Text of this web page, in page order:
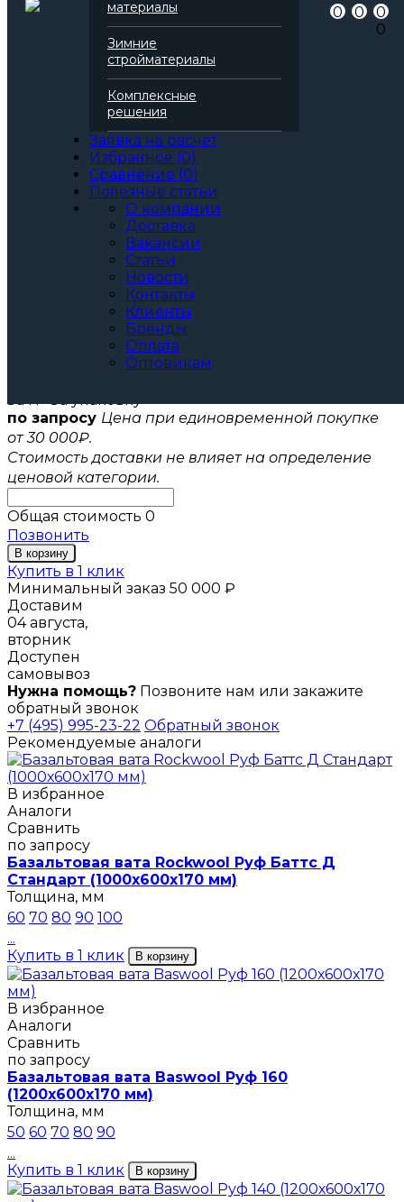
материалы
Зимние
стройматериалы
Комплексные
решения
Заявка на расчет
Избранное (0)
Сравнение (0)
Полезные статьи
О компании
Доставка
Вакансии
Статьи
Новости
Контакты
Клиенты
Бренды
Оплата
Оптовикам
0 0
0
0
Rockwool
Руф Баттс
Д Оптима
Базальтовая вата
Все характеристики
За м
За упаковку
по запросу Цена при единовременной покупке
от 30 000₽.
Стоимость доставки не влияет на определение
ценовой категории.
Общая стоимость 0
Позвонить
В корзину
Купить в 1 клик
Минимальный заказ 50 000 ₽
Доставим
04 августа,
вторник
Доступен
самовывоз
Нужна помощь? Позвоните нам или закажите
обратный звонок
+7 (495) 995-23-22 Обратный звонок
Рекомендуемые аналоги
В избранное
Аналоги
Сравнить
по запросу
Базальтовая вата Rockwool Руф Баттс Д
Стандарт (1000х600х170 мм)
Толщина, мм
60 70 80 90 100
...
Купить в 1 клик
В корзину
В избранное
Аналоги
Сравнить
по запросу
Базальтовая вата Baswool Руф 160
(1200х600х170 мм)
Толщина, мм
50 60 70 80 90
...
Купить в 1 клик
В корзину